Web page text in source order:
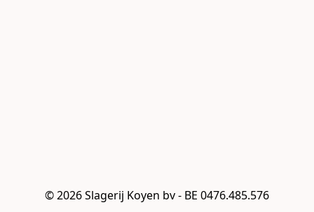
© 2026 Slagerij Koyen bv - BE 0476.485.576